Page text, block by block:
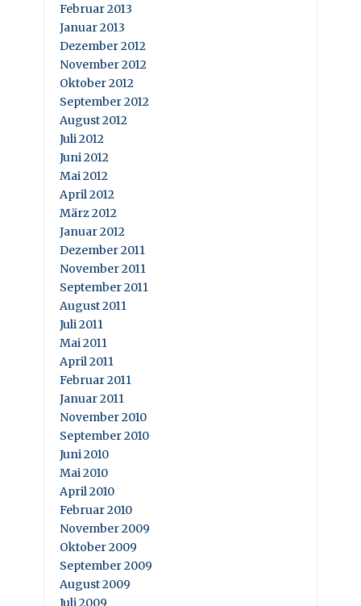
Februar 2013
Januar 2013
Dezember 2012
November 2012
Oktober 2012
September 2012
August 2012
Juli 2012
Juni 2012
Mai 2012
April 2012
März 2012
Januar 2012
Dezember 2011
November 2011
September 2011
August 2011
Juli 2011
Mai 2011
April 2011
Februar 2011
Januar 2011
November 2010
September 2010
Juni 2010
Mai 2010
April 2010
Februar 2010
November 2009
Oktober 2009
September 2009
August 2009
Juli 2009